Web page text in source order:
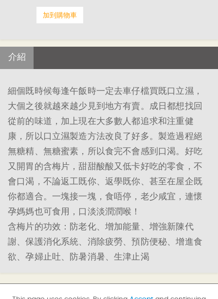
加到購物車
介紹
細個既時候每逢午飯時一定去車仔檔買既口立濕，
大個之後就越來越少見到地方有賣。成日都想找回
從前的味道，加上現在大多數人都追求和注重健
康，所以口立濕製造方法改良了好多。製造過程絕
無糖精、無糖蜜素，所以食完不會感到口渴。好吃
又開胃的含梅片，甜甜酸酸又低卡好吃的零食，不
會口渴，不論返工既你、返學既你、甚至在屋企既
你都適合。一塊接一塊，食唔停，老少咸宜，連懷
孕媽媽也可食用，口淡淡潤潤喉！
含梅片的功效：防老化、增加能量、增強新陳代
謝、保護消化系統、消除疲勞、預防便秘、增進食
欲、孕婦止吐、防暑消暑、生津止渴